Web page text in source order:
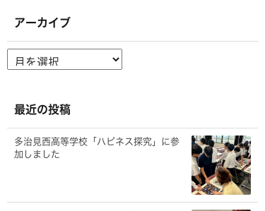
アーカイブ
ー
ブ
最近の投稿
多治見西高等学校「ハピネス探究」に参
加しました